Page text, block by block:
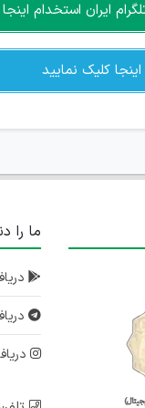
ایران استخدام
کلیک نمایید
ما را